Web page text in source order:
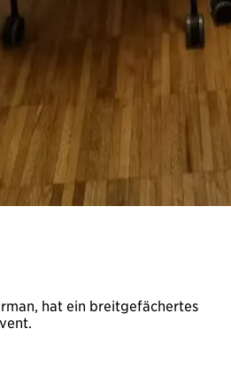
hat ein breitgefächertes